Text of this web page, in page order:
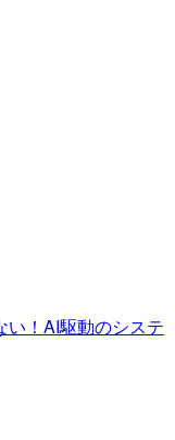
い！AI駆動のシステ